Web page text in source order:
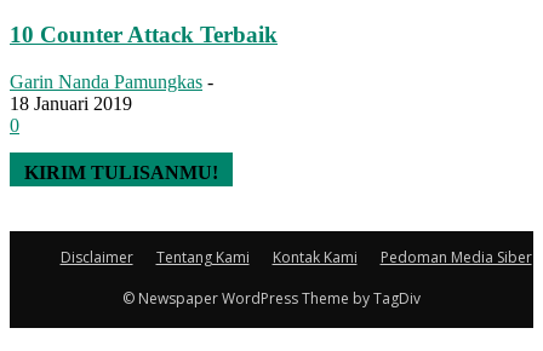
10 Counter Attack Terbaik
Garin Nanda Pamungkas -
18 Januari 2019
0
KIRIM TULISANMU!
Disclaimer Tentang Kami Kontak Kami
Pedoman Media Siber
© Newspaper WordPress Theme by TagDiv